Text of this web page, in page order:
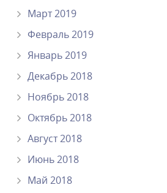
Март 2019
Февраль 2019
Январь 2019
Декабрь 2018
Ноябрь 2018
Октябрь 2018
Август 2018
Июнь 2018
Май 2018